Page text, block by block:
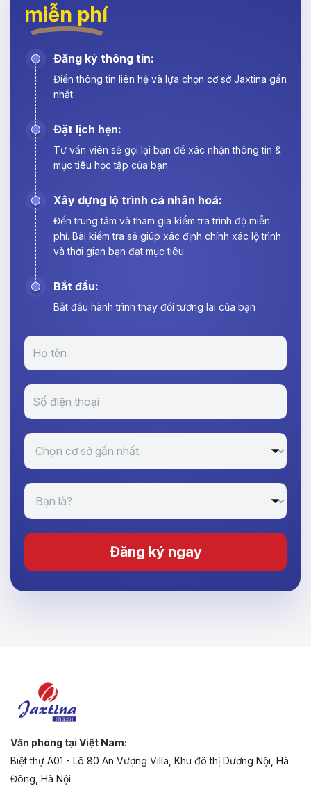
miễn phí
Đăng ký thông tin:
Điền thông tin liên hệ và lựa chọn cơ sở Jaxtina gần
nhất
Đặt lịch hẹn:
Tư vấn viên sẽ gọi lại bạn để xác nhận thông tin &
mục tiêu học tập của bạn
Xây dựng lộ trình cá nhân hoá:
Đến trung tâm và tham gia kiểm tra trình độ miễn
phí. Bài kiểm tra sẽ giúp xác định chính xác lộ trình
và thời gian bạn đạt mục tiêu
Bắt đầu:
Bắt đầu hành trình thay đổi tương lai của bạn
Đăng ký ngay
Văn phòng tại Việt Nam:
Biệt thự A01 - Lô 80 An Vượng Villa, Khu đô thị Dương Nội, Hà
Đông, Hà Nội